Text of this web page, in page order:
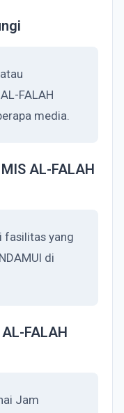
FALAH
media.
AL-FALAH
fasilitas yang
di
FALAH
Jam